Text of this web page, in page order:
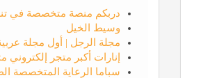
دربكم منصة متخصصة في
وسيط الخيل
مجلة الرجل | أول مجلة
إنارات أكبر متجر
سباما الرعاية المتخصصة